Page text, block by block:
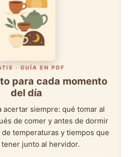
· GUÍA EN PDF
para cada momento
del día
acertar siempre: qué tomar al
de comer y antes de dormir
temperaturas y tiempos que
junto al hervidor.